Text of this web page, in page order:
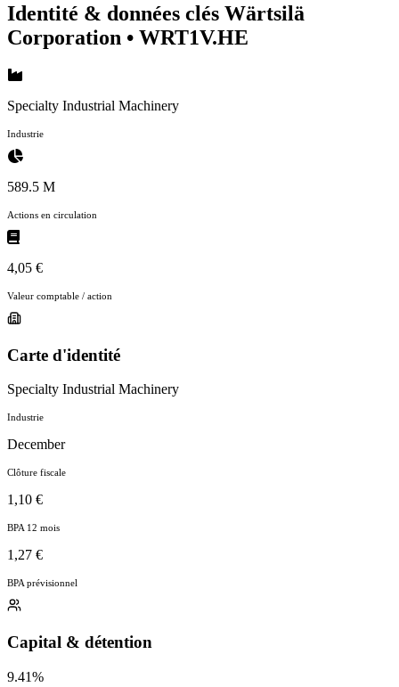
Identité & données clés Wärtsilä
Corporation • WRT1V.HE
Specialty Industrial Machinery
Industrie
589.5 M
Actions en circulation
4,05 €
Valeur comptable / action
Carte d'identité
Specialty Industrial Machinery
Industrie
December
Clôture fiscale
1,10 €
BPA 12 mois
1,27 €
BPA prévisionnel
Capital & détention
9.41%